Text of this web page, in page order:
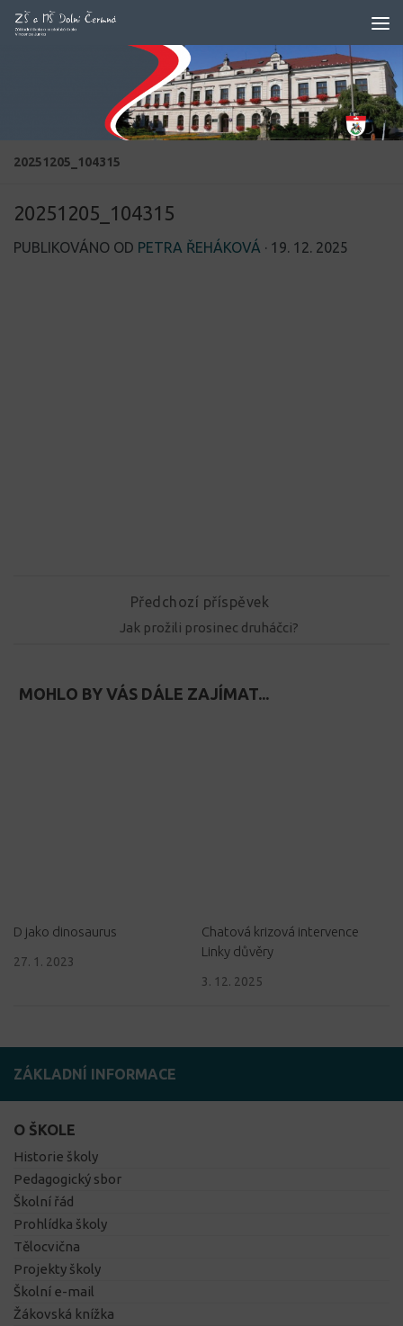
Skip to content
20251205_104315
20251205_104315
PUBLIKOVÁNO OD PETRA ŘEHÁKOVÁ · 19. 12. 2025
Předchozí příspěvek
Jak prožili prosinec druháčci?
MOHLO BY VÁS DÁLE ZAJÍMAT...
D jako dinosaurus
27. 1. 2023
Chatová krizová intervence
Linky důvěry
3. 12. 2025
ZÁKLADNÍ INFORMACE
O ŠKOLE
Historie školy
Pedagogický sbor
Školní řád
Prohlídka školy
Tělocvična
Projekty školy
Školní e-mail
Žákovská knížka